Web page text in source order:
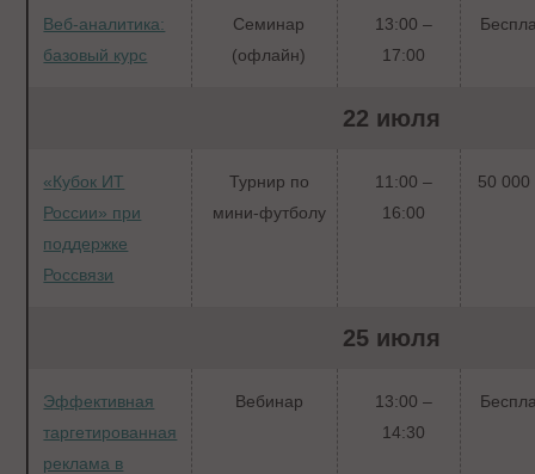
Веб-аналитика:
базовый курс
Семинар
(офлайн)
13:00 –
17:00
22 июля
«Кубок ИТ
России» при
поддержке
Россвязи
Турнир по
мини-футболу
11:00 –
16:00
50 000
25 июля
Эффективная
таргетированная
реклама в
Вебинар
13:00 –
14:30